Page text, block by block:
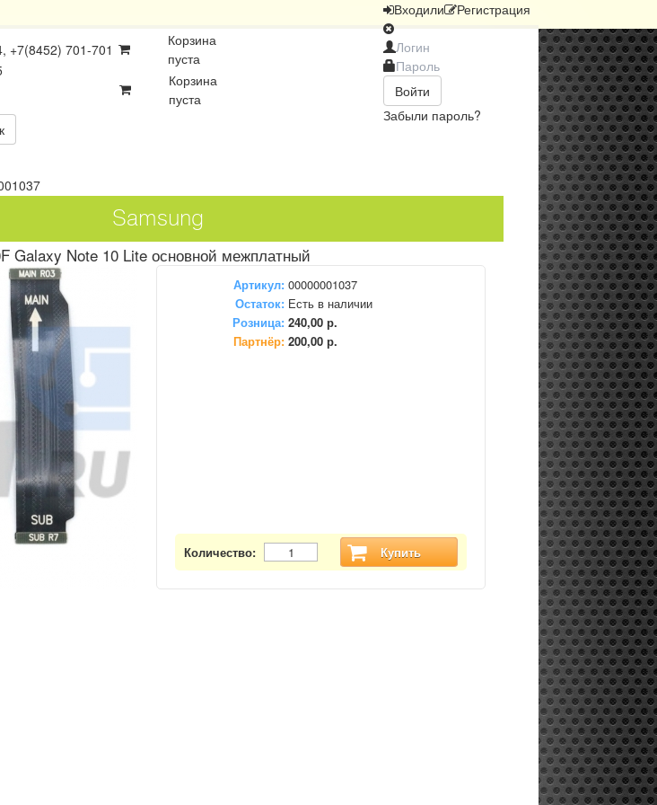
Входили Регистрация
Войти
Забыли пароль?
+7(8452) 701-701
Корзина
пуста
Корзина
пуста
Samsung
Galaxy Note 10 Lite основной межплатный
Артикул: 00000001037
Остаток: Есть в наличии
Розница: 240,00 р.
Партнёр: 200,00 р.
Количество: Купить